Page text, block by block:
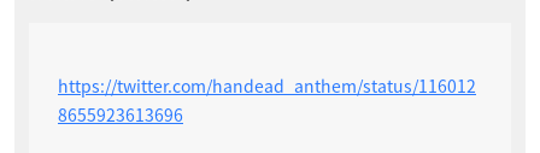
https://twitter.com/handead_anthem/status/116012
8655923613696